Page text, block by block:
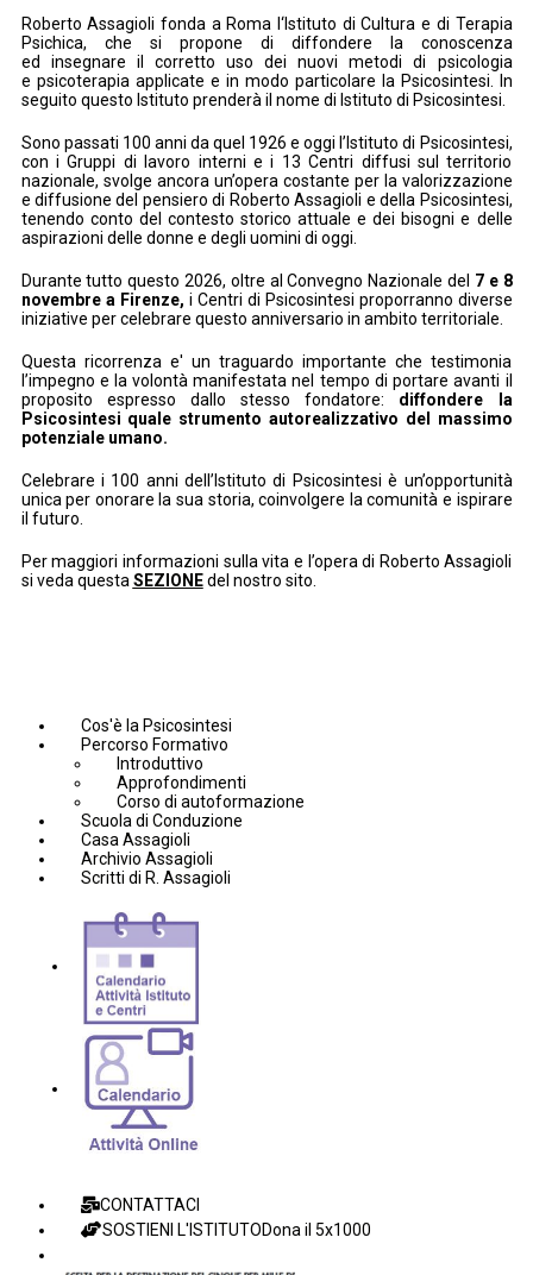
Roberto Assagioli fonda a Roma I‘Istituto di Cultura e di Terapia
Psichica, che si propone di diffondere la conoscenza
ed insegnare il corretto uso dei nuovi metodi di psicologia
e psicoterapia applicate e in modo particolare la Psicosintesi. In
seguito questo Istituto prenderà il nome di Istituto di Psicosintesi.
Sono passati 100 anni da quel 1926 e oggi l’Istituto di Psicosintesi,
con i Gruppi di lavoro interni e i 13 Centri diffusi sul territorio
nazionale, svolge ancora un’opera costante per la valorizzazione
e diffusione del pensiero di Roberto Assagioli e della Psicosintesi,
tenendo conto del contesto storico attuale e dei bisogni e delle
aspirazioni delle donne e degli uomini di oggi.
Durante tutto questo 2026, oltre al Convegno Nazionale del 7 e 8
novembre a Firenze, i Centri di Psicosintesi proporranno diverse
iniziative per celebrare questo anniversario in ambito territoriale.
Questa ricorrenza e' un traguardo importante che testimonia
l’impegno e la volontà manifestata nel tempo di portare avanti il
proposito espresso dallo stesso fondatore: diffondere la
Psicosintesi quale strumento autorealizzativo del massimo
potenziale umano.
Celebrare i 100 anni dell’Istituto di Psicosintesi è un’opportunità
unica per onorare la sua storia, coinvolgere la comunità e ispirare
il futuro.
Per maggiori informazioni sulla vita e l’opera di Roberto Assagioli
si veda questa SEZIONEdel nostro sito.
Cos'è la Psicosintesi
Percorso Formativo
Introduttivo
Approfondimenti
Corso di autoformazione
Scuola di Conduzione
Casa Assagioli
Archivio Assagioli
Scritti di R. Assagioli
CONTATTACI
SOSTIENI L'ISTITUTODona il 5x1000